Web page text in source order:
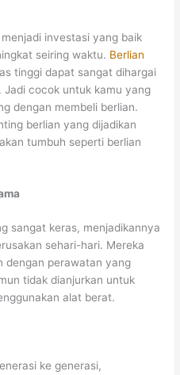
investasi yang baik
seiring waktu. Berlian
tinggi dapat sangat dihargai
cocok untuk kamu yang
dengan membeli berlian.
berlian yang dijadikan
tumbuh seperti berlian
sangat keras, menjadikannya
sehari-hari. Mereka
dengan perawatan yang
tidak dianjurkan untuk
alat berat.
ke generasi,